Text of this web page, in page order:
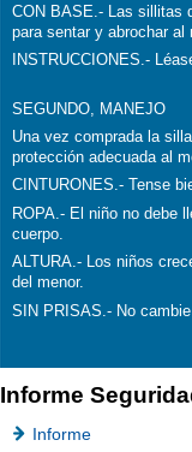
CON BASE.- Las sillitas
para sentar y abrochar al
INSTRUCCIONES.-
SEGUNDO, MANEJO
Una vez comprada la
protección adecuada al
CINTURONES.- Tense
ROPA.- El niño no debe
cuerpo.
ALTURA.- Los niños
del menor.
SIN PRISAS.- No
Informe
Informe